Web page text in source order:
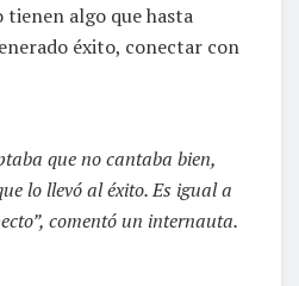
algo que hasta
éxito, conectar con
que no cantaba bien,
lo llevó al éxito. Es igual a
comentó un internauta.